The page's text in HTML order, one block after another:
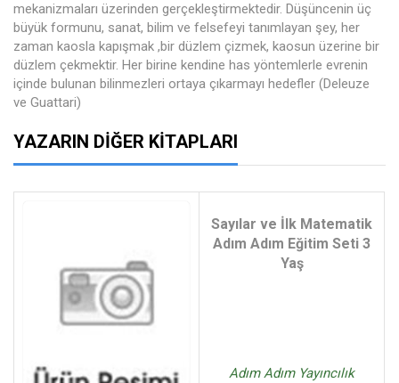
mekanizmaları üzerinden gerçekleştirmektedir. Düşüncenin üç
büyük formunu, sanat, bilim ve felsefeyi tanımlayan şey, her
zaman kaosla kapışmak ,bir düzlem çizmek, kaosun üzerine bir
düzlem çekmektir. Her birine kendine has yöntemlerle evrenin
içinde bulunan bilinmezleri ortaya çıkarmayı hedefler (Deleuze
ve Guattari)
YAZARIN DIĞER KITAPLARI
Sayılar ve İlk Matematik
Adım Adım Eğitim Seti 3
Yaş
Adım Adım Yayıncılık